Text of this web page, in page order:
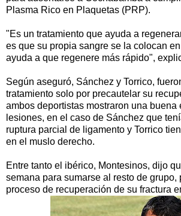
Plasma Rico en Plaquetas (PRP).
"Es un tratamiento que ayuda a
es que su propia sangre se la colocan
ayuda a que regenere más rápido",
Según aseguró, Sánchez y Torrico,
tratamiento solo por precautelar su
ambos deportistas mostraron una buena
lesiones, en el caso de Sánchez que
ruptura parcial de ligamento y Torrico
en el muslo derecho.
Entre tanto el ibérico, Montesinos, dijo
semana para sumarse al resto de grupo,
proceso de recuperación de su fractura